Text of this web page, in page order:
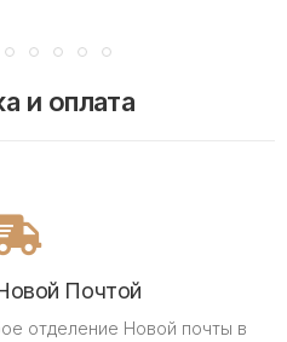
и оплата
Почтой
отделение Новой почты в